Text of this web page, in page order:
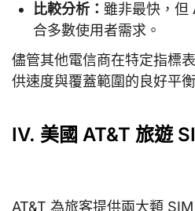
比較分析： 雖非最快，但
合多數使用者需求。
儘管其他電信商在特定指標
供速度與覆蓋範圍的良好平衡
IV. 美國 AT&T 旅遊
AT&T 為旅客提供兩大類 SIM